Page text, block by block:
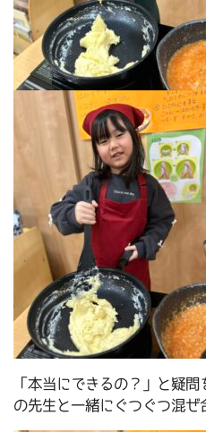
「本当にできるの？」と疑
の先生と一緒にぐつぐつ混